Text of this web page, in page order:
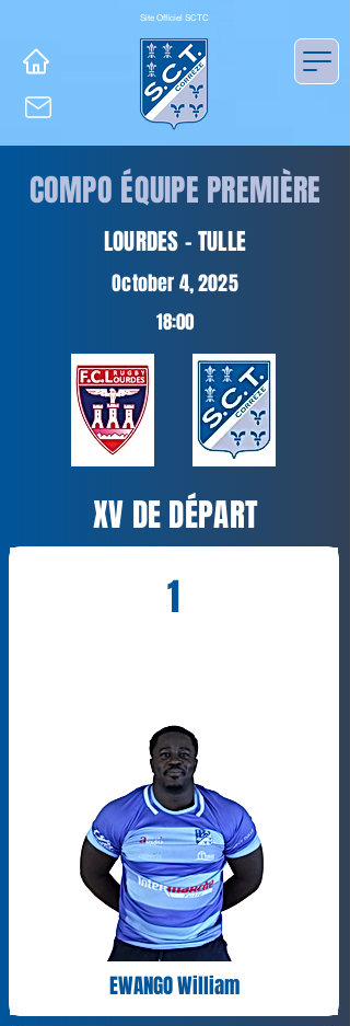
Site Officiel SCTC
COMPO ÉQUIPE PREMIÈRE
LOURDES - TULLE
October 4, 2025
18:00
XV DE DÉPART
1
EWANGO William